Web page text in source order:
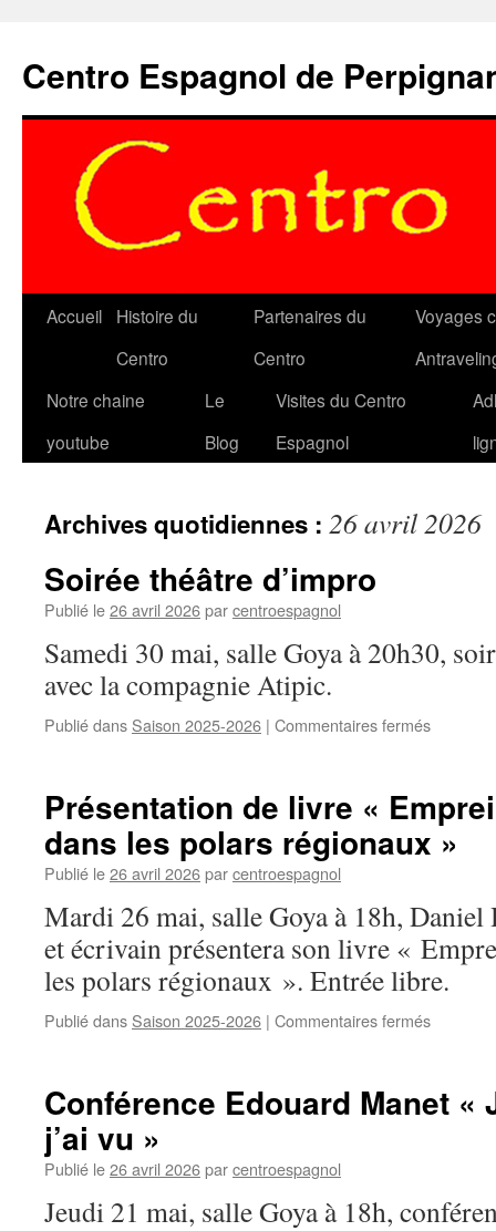
contenu
Centro Espagnol de
Accueil
Histoire du
Centro
Partenaires du
Centro
Voyages
Notre chaine
youtube
Le
Blog
Visites du Centro
Espagnol
Archives quotidiennes : 26 avril 2026
Soirée théâtre d’impro
Publié le26 avril 2026parcentroespagnol
Samedi 30 mai, salle Goya à 20h30,
avec la compagnie Atipic.
Publié dans Saison 2025-2026 | Commentaires fermés
Présentation de livre «
dans les polars régionaux »
Publié le26 avril 2026parcentroespagnol
Mardi 26 mai, salle Goya à 18h, Daniel
et écrivain présentera son livre «
les polars régionaux ». Entrée libre.
Publié dans Saison 2025-2026 | Commentaires fermés
«
polars
Conférence Edouard Manet «
j’ai vu »
Publié le26 avril 2026parcentroespagnol
Jeudi 21 mai, salle Goya à 18h,